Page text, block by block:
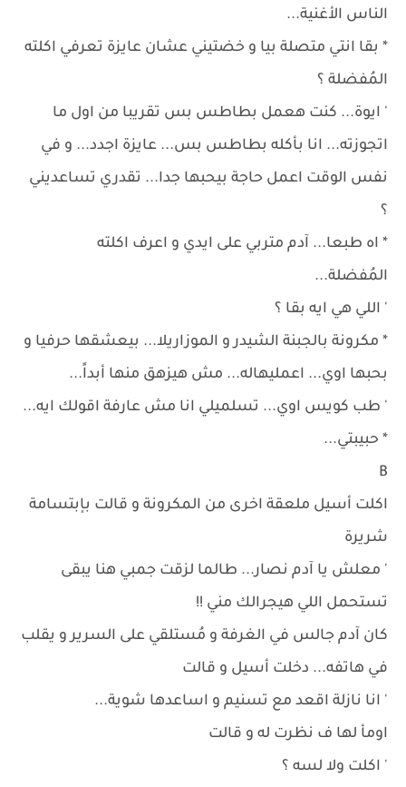
الناس الأغنية...
* بقا انتي متصلة بيا و خضتيني عشان عايزة تعرفي اكلته
المُفضلة ؟
' ايوة... كنت هعمل بطاطس بس تقريبا من اول ما
اتجوزته... انا بأكله بطاطس بس... عايزة اجدد... و في
نفس الوقت اعمل حاجة بيحبها جدا... تقدري تساعديني
؟
* اه طبعا... آدم متربي على ايدي و اعرف اكلته
المُفضلة...
' اللي هي ايه بقا ؟
* مكرونة بالجبنة الشيدر و الموزاريلا... بيعشقها حرفيا و
بحبها اوي... اعمليهاله... مش هيزهق منها أبداً...
' طب كويس اوي... تسلميلي انا مش عارفة اقولك ايه...
* حبيبتي...
B
اكلت أسيل ملعقة اخرى من المكرونة و قالت بإبتسامة
شريرة
' معلش يا آدم نصار... طالما لزقت جمبي هنا يبقى
تستحمل اللي هيجرالك مني !!
كان آدم جالس في الغرفة و مُستلقي على السرير و يقلب
في هاتفه... دخلت أسيل و قالت
' انا نازلة اقعد مع تسنيم و اساعدها شوية...
اومأ لها ف نظرت له و قالت
' اكلت ولا لسه ؟